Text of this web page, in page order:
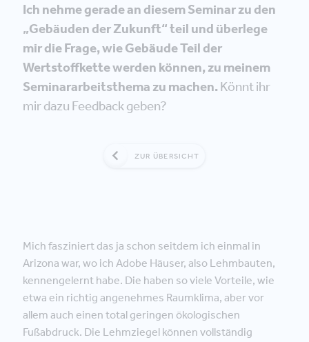
Ich nehme gerade an diesem Seminar zu den
„Gebäuden der Zukunft“ teil und überlege
mir die Frage, wie Gebäude Teil der
Wertstoffkette werden können, zu meinem
Seminararbeitsthema zu machen. Könnt ihr
mir dazu Feedback geben?
ZUR ÜBERSICHT
Mich fasziniert das ja schon seitdem ich einmal in
Arizona war, wo ich Adobe Häuser, also Lehmbauten,
kennengelernt habe. Die haben so viele Vorteile, wie
etwa ein richtig angenehmes Raumklima, aber vor
allem auch einen total geringen ökologischen
Fußabdruck. Die Lehmziegel können vollständig